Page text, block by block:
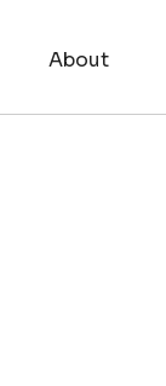
About